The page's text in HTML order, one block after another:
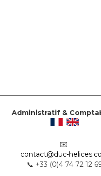
Administratif &
✉️
contact@duc-
📞 +33 (0)4 74 72 12